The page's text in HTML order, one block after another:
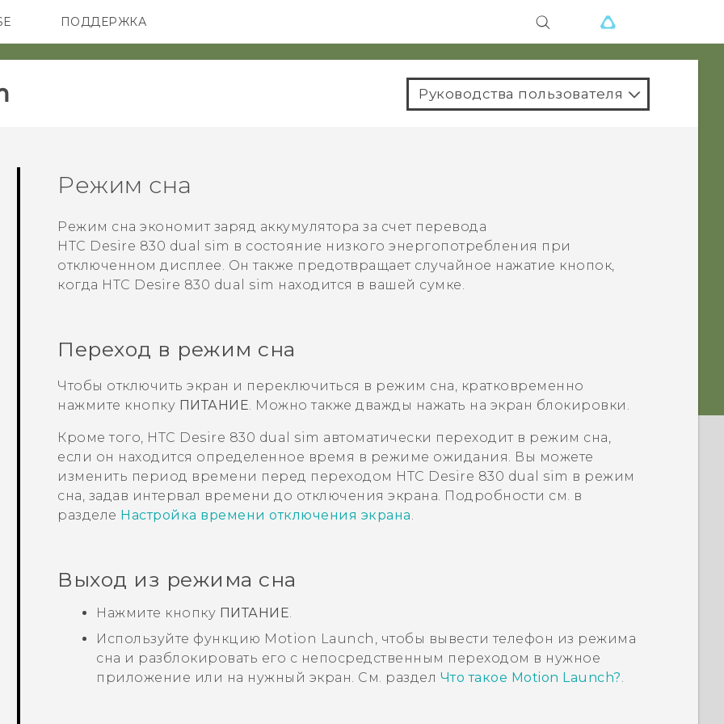
АКСЕССУАРЫ
ПОДДЕРЖКА
Руководства пользователя
Режим сна
Режим сна экономит заряд аккумулятора за счет перевода
HTC Desire 830 dual sim в состояние низкого энергопотребления при
отключенном дисплее. Он также предотвращает случайное нажатие кнопок,
когда HTC Desire 830 dual sim находится в вашей сумке.
Переход в режим сна
Чтобы отключить экран и переключиться в режим сна, кратковременно
нажмите кнопку ПИТАНИЕ. Можно также дважды нажать на экран блокировки.
Кроме того, HTC Desire 830 dual sim автоматически переходит в режим сна,
если он находится определенное время в режиме ожидания. Вы можете
изменить период времени перед переходом HTC Desire 830 dual sim в режим
сна, задав интервал времени до отключения экрана. Подробности см. в
разделе Настройка времени отключения экрана.
Выход из режима сна
Нажмите кнопку ПИТАНИЕ
Используйте функцию Motion Launch
, чтобы вывести телефон из режима
сна и разблокировать его с непосредственным переходом в нужное
приложение или на нужный экран. См. раздел Что такое Motion Launch?